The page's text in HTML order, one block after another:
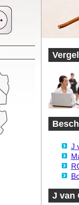
J
J van